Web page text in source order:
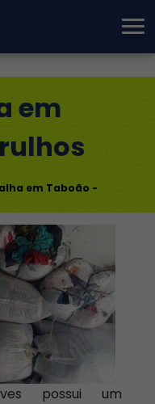
em
em Taboão -
possui um